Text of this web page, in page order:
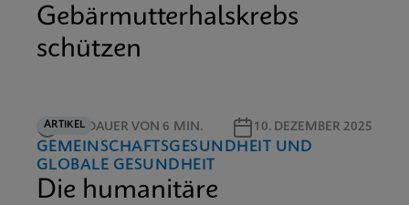
Gebärmutterhalskrebs
schützen
ARTIKEL
LESEDAUER VON 6 MIN. 10. DEZEMBER 2025
GEMEINSCHAFTSGESUNDHEIT UND
GLOBALE GESUNDHEIT
Die humanitäre